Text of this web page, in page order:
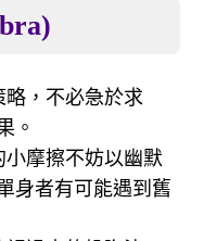
，不必急於求
。
摩擦不妨以幽默
身者有可能遇到舊